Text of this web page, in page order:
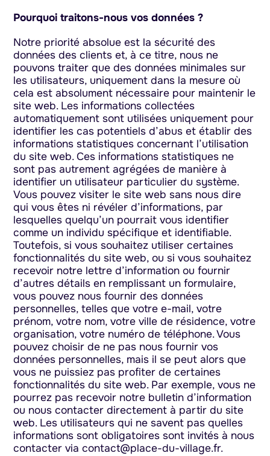
Pourquoi traitons-nous vos données ?
Notre priorité absolue est la sécurité des
données des clients et, à ce titre, nous ne
pouvons traiter que des données minimales sur
les utilisateurs, uniquement dans la mesure où
cela est absolument nécessaire pour maintenir le
site web. Les informations collectées
automatiquement sont utilisées uniquement pour
identifier les cas potentiels d’abus et établir des
informations statistiques concernant l’utilisation
du site web. Ces informations statistiques ne
sont pas autrement agrégées de manière à
identifier un utilisateur particulier du système.
Vous pouvez visiter le site web sans nous dire
qui vous êtes ni révéler d’informations, par
lesquelles quelqu’un pourrait vous identifier
comme un individu spécifique et identifiable.
Toutefois, si vous souhaitez utiliser certaines
fonctionnalités du site web, ou si vous souhaitez
recevoir notre lettre d’information ou fournir
d’autres détails en remplissant un formulaire,
vous pouvez nous fournir des données
personnelles, telles que votre e-mail, votre
prénom, votre nom, votre ville de résidence, votre
organisation, votre numéro de téléphone. Vous
pouvez choisir de ne pas nous fournir vos
données personnelles, mais il se peut alors que
vous ne puissiez pas profiter de certaines
fonctionnalités du site web. Par exemple, vous ne
pourrez pas recevoir notre bulletin d’information
ou nous contacter directement à partir du site
web. Les utilisateurs qui ne savent pas quelles
informations sont obligatoires sont invités à nous
contacter viacontact@place-du-village.fr.